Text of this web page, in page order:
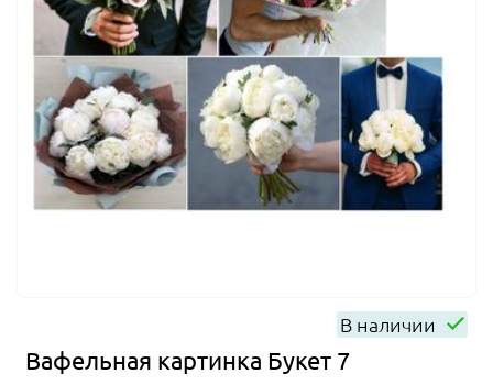
В наличии
Вафельная картинка Букет 7